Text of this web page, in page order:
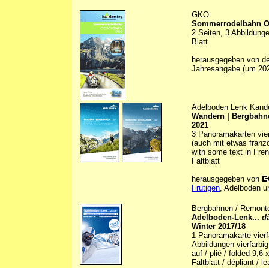
GKO
Sommerrodelbahn
2 Seiten, 3
Blatt
herausgegeben von
Jahresangabe (um
Adelboden Lenk
Wandern |
2021
3 Panoramakarten
(auch mit etwas
with some text in
Faltblatt
herausgegeben von
Frutigen, Adelboden
Bergbahnen /
Adelboden-Lenk...
Winter 2017/18
1 Panoramakarte
Abbildungen
auf / plié / folded 9,6
Faltblatt / dépliant /